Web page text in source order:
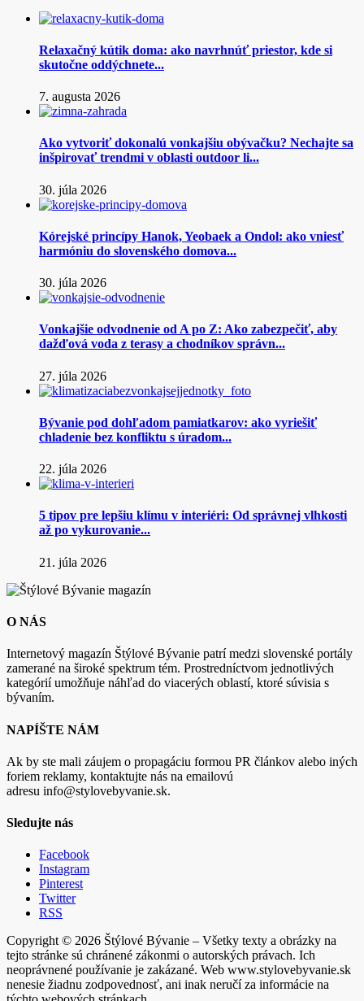
Relaxačný kútik doma: ako navrhnúť priestor, kde si
skutočne oddýchnete...
7. augusta 2026
Ako vytvoriť dokonalú vonkajšiu obývačku? Nechajte sa
inšpirovať trendmi v oblasti outdoor li...
30. júla 2026
Kórejské princípy Hanok, Yeobaek a Ondol: ako vniesť
harmóniu do slovenského domova...
30. júla 2026
Vonkajšie odvodnenie od A po Z: Ako zabezpečiť, aby
dažďová voda z terasy a chodníkov správn...
27. júla 2026
Bývanie pod dohľadom pamiatkarov: ako vyriešiť
chladenie bez konfliktu s úradom...
22. júla 2026
5 tipov pre lepšiu klímu v interiéri: Od správnej vlhkosti
až po vykurovanie...
21. júla 2026
O NÁS
Internetový magazín Štýlové Bývanie patrí medzi slovenské portály
zamerané na široké spektrum tém. Prostredníctvom jednotlivých
kategórií umožňuje náhľad do viacerých oblastí, ktoré súvisia s
bývaním.
NAPÍŠTE NÁM
Ak by ste mali záujem o propagáciu formou PR článkov alebo iných
foriem reklamy, kontaktujte nás na emailovú
adresu info@stylovebyvanie.sk.
Sledujte nás
Facebook
Instagram
Pinterest
Twitter
RSS
Copyright © 2026 Štýlové Bývanie – Všetky texty a obrázky na
tejto stránke sú chránené zákonmi o autorských právach. Ich
neoprávnené používanie je zakázané. Web www.stylovebyvanie.sk
nenesie žiadnu zodpovednosť, ani inak neručí za informácie na